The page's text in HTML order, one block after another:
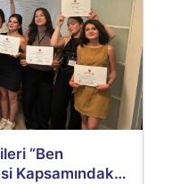
Sosyal ve Kültürel
Devam Ediyor